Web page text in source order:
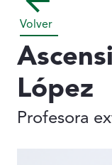
Volver
López
Profesora